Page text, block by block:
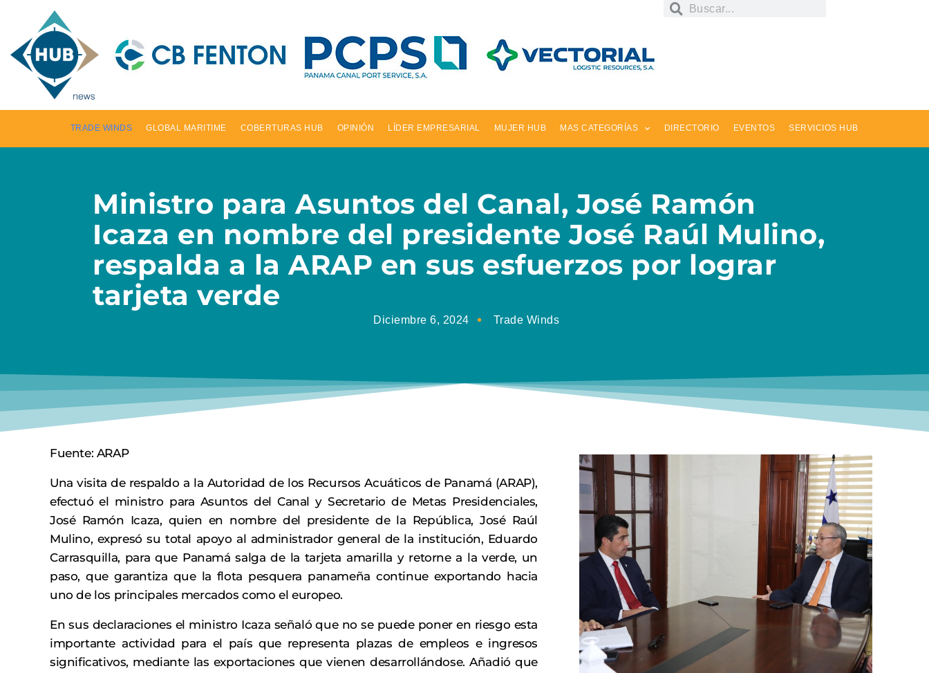
TRADE WINDS GLOBAL MARITIME COBERTURAS HUB OPINIÓN LÍDER EMPRESARIAL MUJER HUB MAS CATEGORÍAS DIRECTORIO EVENTOS SERVICIOS HUB
Ministro para Asuntos del Canal, José Ramón
Icaza en nombre del presidente José Raúl Mulino,
respalda a la ARAP en sus esfuerzos por lograr
tarjeta verde
Diciembre 6, 2024 Trade Winds
Fuente: ARAP
Una visita de respaldo a la Autoridad de los Recursos Acuáticos de Panamá (ARAP),
efectuó el ministro para Asuntos del Canal y Secretario de Metas Presidenciales,
José Ramón Icaza, quien en nombre del presidente de la República, José Raúl
Mulino, expresó su total apoyo al administrador general de la institución, Eduardo
Carrasquilla, para que Panamá salga de la tarjeta amarilla y retorne a la verde, un
paso, que garantiza que la flota pesquera panameña continue exportando hacia
uno de los principales mercados como el europeo.
En sus declaraciones el ministro Icaza señaló que no se puede poner en riesgo esta
importante actividad para el país que representa plazas de empleos e ingresos
significativos, mediante las exportaciones que vienen desarrollándose. Añadió que